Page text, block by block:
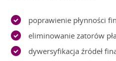
poprawienie płynności
eliminowanie zatorów
dywersyfikacja źródeł